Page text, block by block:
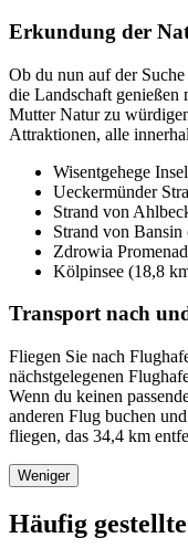
Erkundung der
Ob du nun auf der
die Landschaft genießen
Mutter Natur zu
Attraktionen, alle
Wisentgehege
Ueckermünder
Strand von
Strand von
Zdrowia
Kölpinsee (18,8
Transport nach
Fliegen Sie nach
nächstgelegenen
Wenn du keinen
anderen Flug buchen
fliegen, das 34,4 km
Weniger
Häufig